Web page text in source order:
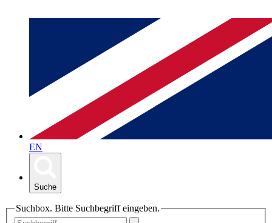
EN
Suche
Suchbox. Bitte Suchbegriff eingeben.